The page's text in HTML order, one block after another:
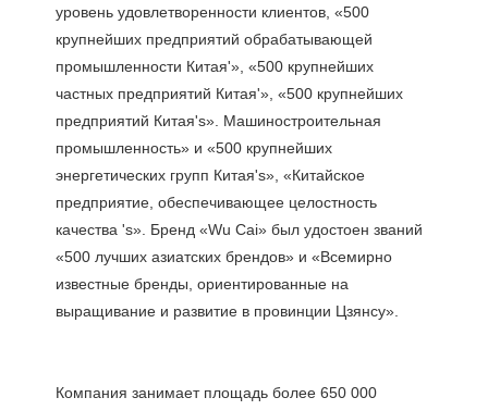
уровень удовлетворенности клиентов, «500
крупнейших предприятий обрабатывающей
промышленности Китая'», «500 крупнейших
частных предприятий Китая'», «500 крупнейших
предприятий Китая's». Машиностроительная
промышленность» и «500 крупнейших
энергетических групп Китая's», «Китайское
предприятие, обеспечивающее целостность
качества 's». Бренд «Wu Cai» был удостоен званий
«500 лучших азиатских брендов» и «Всемирно
известные бренды, ориентированные на
Компания занимает площадь более 650 000